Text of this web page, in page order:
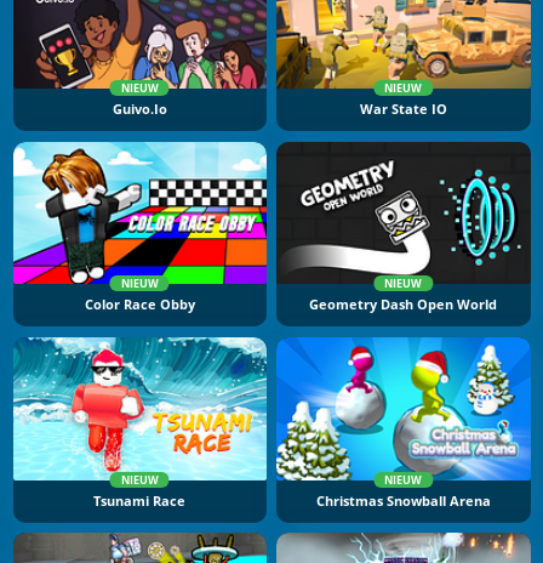
NIEUW
Guivo.io
NIEUW
War State IO
NIEUW
Color Race Obby
NIEUW
Geometry Dash Open World
NIEUW
Tsunami Race
NIEUW
Christmas Snowball Arena